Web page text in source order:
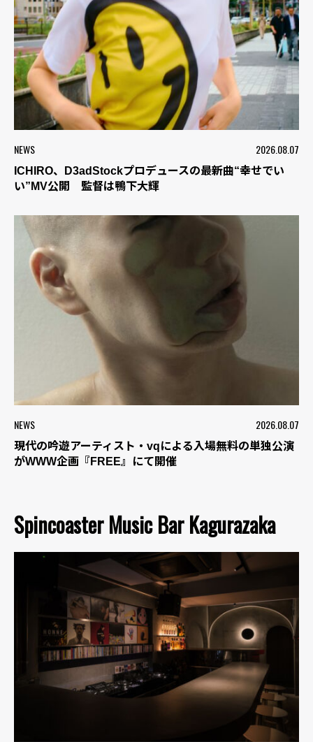
NEWS 2026.08.07
ICHIRO、D3adStockプロデュースの最新曲“幸せでい
い”MV公開 監督は鴨下大輝
NEWS 2026.08.07
現代の吟遊アーティスト・vqによる入場無料の単独公演
がWWW企画『FREE』にて開催
Spincoaster Music Bar Kagurazaka